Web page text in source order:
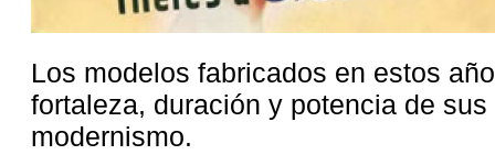
Los modelos fabricados en estos
fortaleza, duración y potencia de
modernismo.